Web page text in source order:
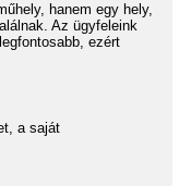
hanem egy hely,
Az ügyfeleink
ezért
a saját